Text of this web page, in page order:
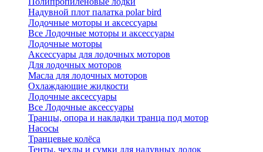
Надувной плот палатка polar bird
Лодочные моторы и аксессуары
Все Лодочные моторы и аксессуары
Лодочные моторы
Аксессуары для лодочных моторов
Для лодочных моторов
Масла для лодочных моторов
Охлаждающие жидкости
Лодочные аксессуары
Все Лодочные аксессуары
Транцы, опора и накладки транца под мотор
Насосы
Транцевые колёса
Тенты, чехлы и сумки для надувных лодок